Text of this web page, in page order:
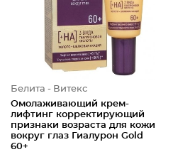
Белита - Витекс
Омолаживающий крем-
лифтинг корректирующий
признаки возраста для кожи
вокруг глаз Гиалурон Gold
60+